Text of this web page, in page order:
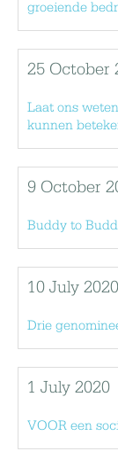
groeiende
25 October
Laat ons
kunnen
9 October
Buddy to
10 July 2020
Drie
1 July 2020
VOOR een